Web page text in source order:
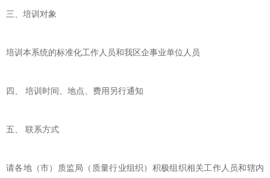
三、培训对象
培训本系统的标准化工作人员和我区企事业单位人员
四、 培训时间、地点、费用另行通知
五、 联系方式
请各地（市）质监局（质量行业组织）积极组织相关工作人员和辖内